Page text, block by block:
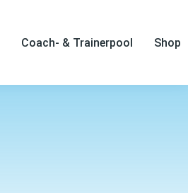
Coach- & Trainerpool Shop